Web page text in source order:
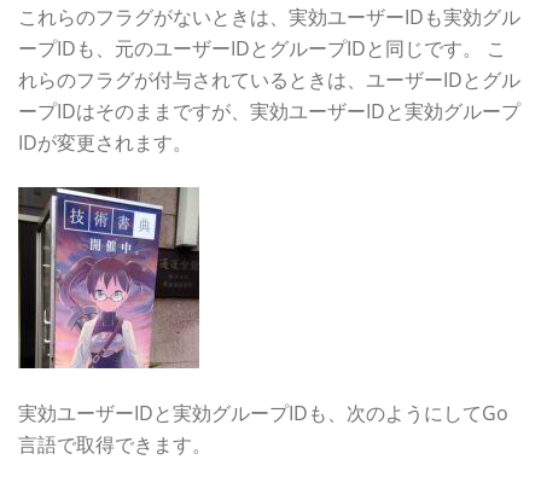
これらのフラグがないときは、実効ユーザーIDも実効グル
ープIDも、元のユーザーIDとグループIDと同じです。 こ
れらのフラグが付与されているときは、ユーザーIDとグル
ープIDはそのままですが、実効ユーザーIDと実効グループ
IDが変更されます。
実効ユーザーIDと実効グループIDも、次のようにしてGo
言語で取得できます。